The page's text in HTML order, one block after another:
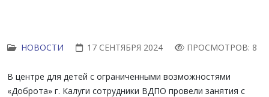
НОВОСТИ 17 СЕНТЯБРЯ 2024 ПРОСМОТРОВ: 8
В центре для детей с ограниченными возможностями
«Доброта» г. Калуги сотрудники ВДПО провели занятия с